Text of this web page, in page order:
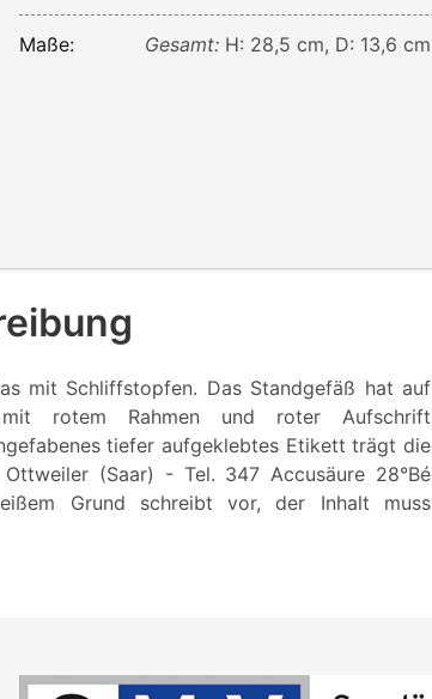
Maße: Gesamt: H: 28,5 cm, D: 13,6 cm
mit Schliffstopfen. Das Standgefäß hat auf
rotem Rahmen und roter Aufschrift
tiefer aufgeklebtes Etikett trägt die
(Saar) - Tel. 347 Accusäure 28°Bé
Grund schreibt vor, der Inhalt muss